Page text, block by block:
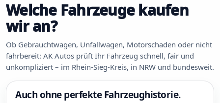
Welche Fahrzeuge kaufen
wir an?
Ob Gebrauchtwagen, Unfallwagen, Motorschaden oder nicht
fahrbereit: AK Autos prüft Ihr Fahrzeug schnell, fair und
unkompliziert – im Rhein-Sieg-Kreis, in NRW und bundesweit.
Auch ohne perfekte Fahrzeughistorie.